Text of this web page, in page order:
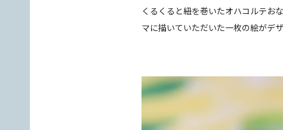
くるくると紐を巻いたオハコルテお
マに描いていただいた一枚の絵がデ